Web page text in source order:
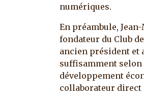
numériques.
En préambule,
fondateur du Club
ancien président et
suffisamment
développement
collaborateur direct